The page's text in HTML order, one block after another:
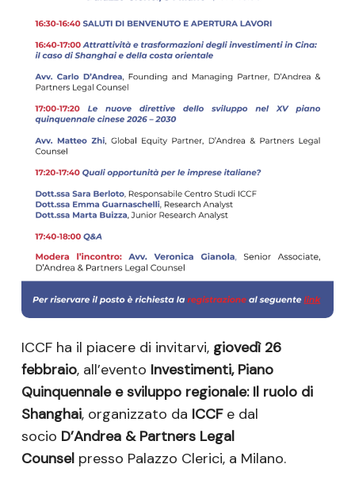
ICCF ha il piacere di invitarvi, giovedì 26
febbraio, all’evento Investimenti, Piano
Quinquennale e sviluppo regionale: Il ruolo di
Shanghai, organizzato da ICCFe dal
socio D’Andrea & Partners Legal
Counselpresso Palazzo Clerici, a Milano.